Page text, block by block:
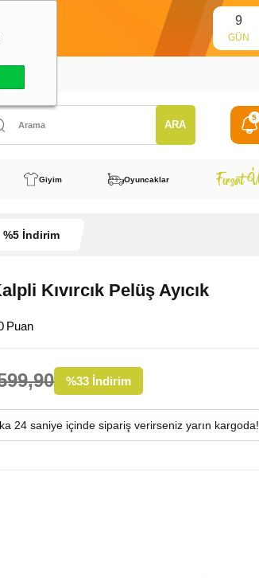
9
GÜN
1 TL
5
Giyim Oyuncaklar
%5 İndirim
Kıvırcık Pelüş Ayıcık
%33 İndirim
23 saniye içinde sipariş verirsenizyarın kargoda!